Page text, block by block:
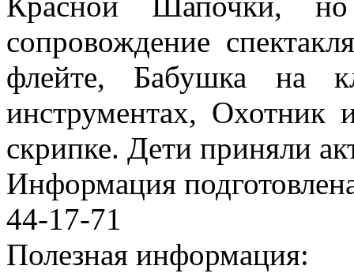
сопровождение
флейте, Бабушка на
инструментах,
скрипке. Дети приняли
Информация
44-17-71
Полезная информация: